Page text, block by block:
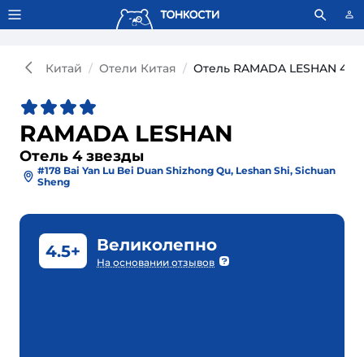
Тонкости используют сookie-файлы. Что это значит?
Китай Отели Китая Отель RAMADA LESHAN 4*
RAMADA LESHAN
Отель 4 звезды
#178 Bai Yan Lu Bei Duan Shizhong Qu, Leshan Shi, Sichuan
Sheng
4.5+ Великолепно
На основании отзывов